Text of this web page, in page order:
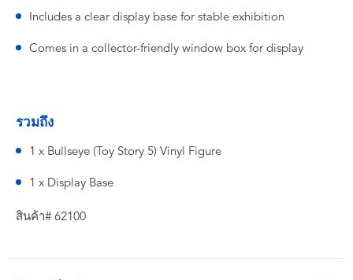
Includes a clear display base for stable exhibition
Comes in a collector-friendly window box for display
รวมถึง
1 x Bullseye (Toy Story 5) Vinyl Figure
1 x Display Base
สินค้า# 62100